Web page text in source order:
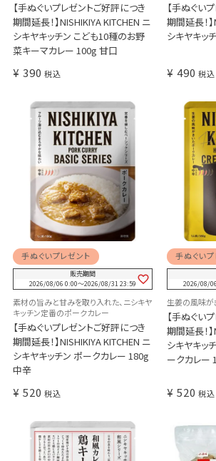
【手ぬぐいプレゼントご好評につき
期間延長！】NISHIKIYA KITCHEN ニ
シキヤキッチン こども10種のお野
菜キーマカレー 100g 甘口
¥ 390 税込
【手ぬぐい
期間延長！
シキヤキッ
¥ 490 税込
手ぬぐいプレゼント
販売期間
2026/08/06 0:00〜2026/08/31 23:59
素材の旨みと甘みを取り入れた、ニシキヤ
キッチン定番のポークカレー
【手ぬぐいプレゼントご好評につき
期間延長！】NISHIKIYA KITCHEN ニ
シキヤキッチン ポークカレー 180g
中辛
¥ 520 税込
手ぬぐいプ
2026/08/
生姜の風味が
【手ぬぐい
期間延長！
シキヤキッ
ークカレー
¥ 520 税込